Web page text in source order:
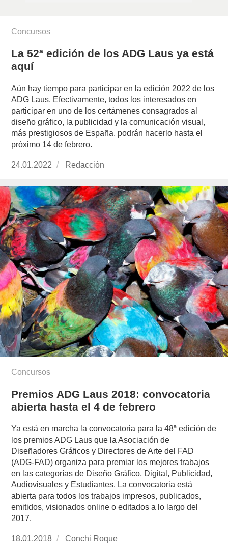
Concursos
La 52ª edición de los ADG Laus ya está
aquí
Aún hay tiempo para participar en la edición 2022 de los
ADG Laus. Efectivamente, todos los interesados en
participar en uno de los certámenes consagrados al
diseño gráfico, la publicidad y la comunicación visual,
más prestigiosos de España, podrán hacerlo hasta el
próximo 14 de febrero.
Publicado
24.01.2022 https://www.experimenta.es/author/redaccion/
Redacción
Concursos
Premios ADG Laus 2018: convocatoria
abierta hasta el 4 de febrero
Ya está en marcha la convocatoria para la 48ª edición de
los premios ADG Laus que la Asociación de
Diseñadores Gráficos y Directores de Arte del FAD
(ADG-FAD) organiza para premiar los mejores trabajos
en las categorías de Diseño Gráfico, Digital, Publicidad,
Audiovisuales y Estudiantes. La convocatoria está
abierta para todos los trabajos impresos, publicados,
emitidos, visionados online o editados a lo largo del
2017.
Publicado
18.01.2018
https://www.experimenta.es/author/conchi-
Conchi Roque